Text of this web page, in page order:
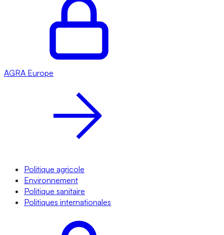
AGRA Europe
Politique agricole
Environnement
Politique sanitaire
Politiques internationales